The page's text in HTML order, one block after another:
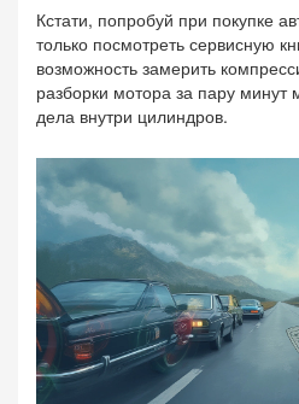
Кстати, попробуй при покупке
только посмотреть сервисную
возможность замерить
разборки мотора за пару минут
дела внутри цилиндров.